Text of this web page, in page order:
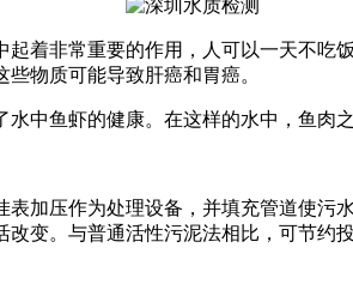
非常重要的作用，人可以一天不吃
物质可能导致肝癌和胃癌。
鱼虾的健康。在这样的水中，鱼肉之
压作为处理设备，并填充管道使污
变。与普通活性污泥法相比，可节约